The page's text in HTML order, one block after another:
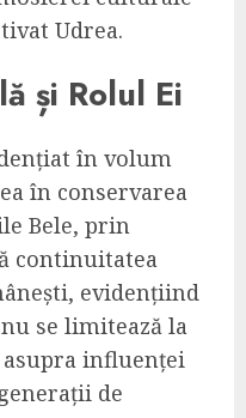
Udrea.
și Rolul Ei
în volum
în conservarea
Bele, prin
continuitatea
evidențiind
se limitează la
asupra influenței
de